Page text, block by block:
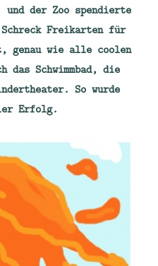
der Zoo spendierte
Freikarten für
genau wie alle coolen
das Schwimmbad, die
So wurde
Erfolg.